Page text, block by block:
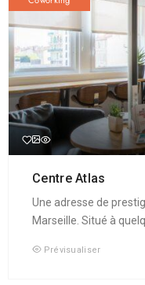
Centre Atlas
Une adresse de
Marseille. Situé à
Prévisualiser